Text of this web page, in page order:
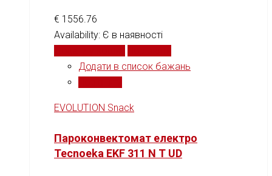
€ 1556.76
Availability: Є в наявності
Додати в список бажань
EVOLUTION Snack
Пароконвектомат електро
Tecnoeka EKF 311 N T UD